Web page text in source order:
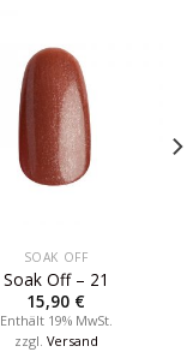
SOAK OFF
Soak Off – 21
15,90 €
Enthält 19% MwSt.
zzgl. Versand